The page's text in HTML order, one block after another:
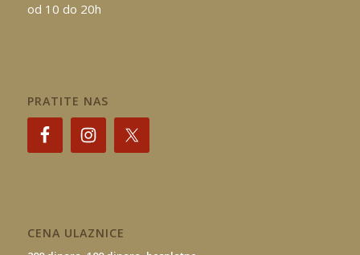
od 10 do 20h
PRATITE NAS
CENA ULAZNICE